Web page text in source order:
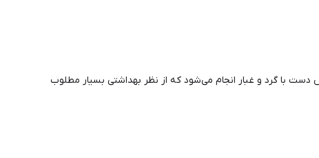
با گرد و غبار انجام می‌شود که از نظر بهداشتی بسیار مطلوب